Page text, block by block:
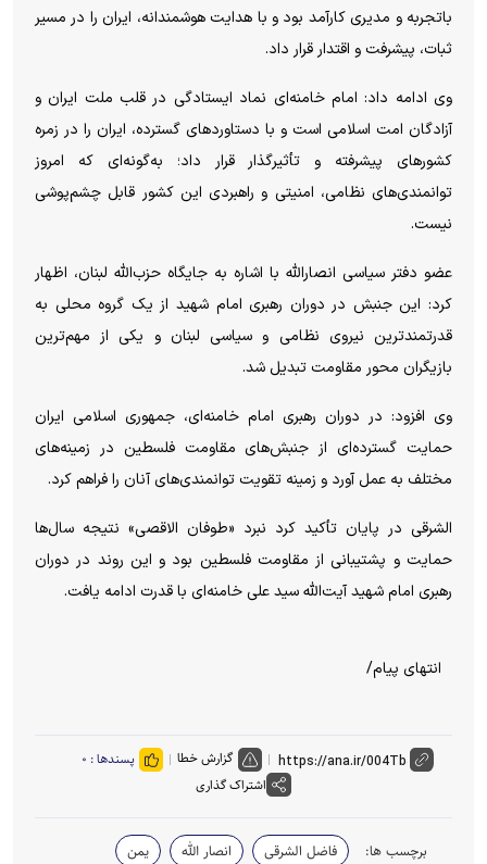
باتجربه و مدیری کارآمد بود و با هدایت هوشمندانه، ایران را در مسیر
ثبات، پیشرفت و اقتدار قرار داد.
وی ادامه داد: امام خامنه‌ای نماد ایستادگی در قلب ملت ایران و
آزادگان امت اسلامی است و با دستاورد‌های گسترده، ایران را در زمره
کشور‌های پیشرفته و تأثیرگذار قرار داد؛ به‌گونه‌ای که امروز
توانمندی‌های نظامی، امنیتی و راهبردی این کشور قابل چشم‌پوشی
نیست.
عضو دفتر سیاسی انصارالله با اشاره به جایگاه حزب‌الله لبنان، اظهار
کرد: این جنبش در دوران رهبری امام شهید از یک گروه محلی به
قدرتمندترین نیروی نظامی و سیاسی لبنان و یکی از مهم‌ترین
بازیگران محور مقاومت تبدیل شد.
وی افزود: در دوران رهبری امام خامنه‌ای، جمهوری اسلامی ایران
حمایت گسترده‌ای از جنبش‌های مقاومت فلسطین در زمینه‌های
مختلف به عمل آورد و زمینه تقویت توانمندی‌های آنان را فراهم کرد.
الشرقی در پایان تأکید کرد نبرد «طوفان الاقصی» نتیجه سال‌ها
حمایت و پشتیبانی از مقاومت فلسطین بود و این روند در دوران
رهبری امام شهید آیت‌الله سید علی خامنه‌ای با قدرت ادامه یافت.
انتهای پیام/
گزارش خطا پسندها : ۰
اشتراک گذاری
برچسب ها: فاضل الشرقی انصار الله
یمن